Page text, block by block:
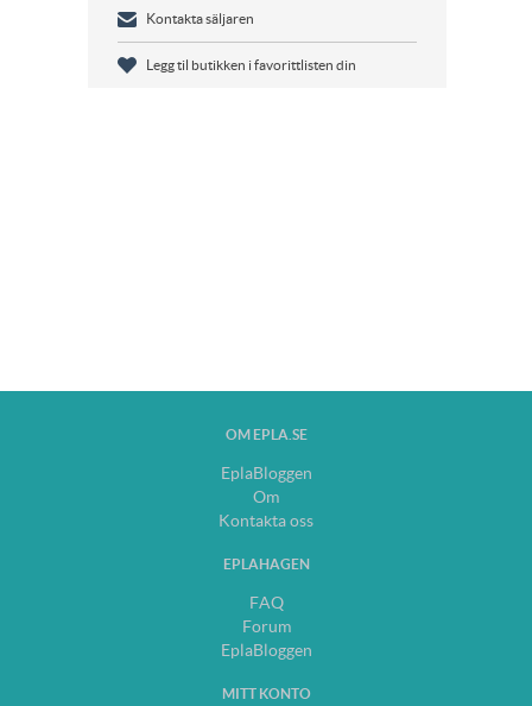
Kontakta säljaren
Legg til butikken i favorittlisten din
OM EPLA.SE
EplaBloggen
Om
Kontakta oss
EPLAHAGEN
FAQ
Forum
EplaBloggen
MITT KONTO